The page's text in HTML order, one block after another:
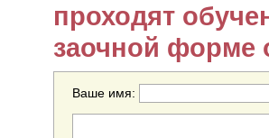
проходят
заочной форме
Ваше имя: